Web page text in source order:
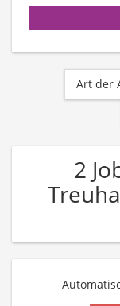
Art der
2